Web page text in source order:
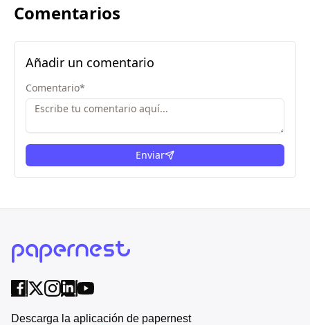
Comentarios
Añadir un comentario
Comentario*
Enviar
Descarga la aplicación de papernest